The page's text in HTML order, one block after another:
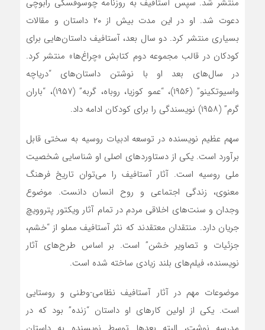
منتشر شد. سپس آستافیف به روزنامه چوسوفسکی رابوچی
دعوت شد. او در این مدت بیش از ۲۰ داستان و مقالات
بسیاری منتشر کرد. دو سال بعد، آستافیف داستان‌هایی برای
کودکان در قالب مجموعه دوم کتابش «چراغ‌ها» منتشر کرد.
در سال‌های بعد او با نوشتن داستان‌های “دریاچه
واسیوتکینو” (۱۹۵۶)، “عمو کوزیا، روباه، گربه” (۱۹۵۷)، “باران
گرم” (۱۹۵۸) نویسندگی را برای کودکان ادامه داد.
سهم عظیم نویسنده در توسعه ادبیات روسیه به سختی قابل
برآورد است. یکی از دستاوردهای اصلی او شناسایی شخصیت
ملی روسیه است. آثار آستافیف را می‌توان تاریخ فرهنگ
معنوی، زندگی اجتماعی و روح انسان دانست. موضوع
وجدان و سنت‌های اخلاقی مردم در تمام آثار ویکتور پتروویچ
جریان دارد. منتقدان معتقدند که نثر آستافیف مملو از “خشم،
جزئیات و تصاویر خشن” است. بر اساس طرح‌های آثار
نویسنده، فیلم‌های بلند زیادی ساخته شده است.
موضوعات مهم در آثار آستافیف نظامی-وطنی و روستایی
است. یکی از اولین کارهای او داستان “زنده” بود که در